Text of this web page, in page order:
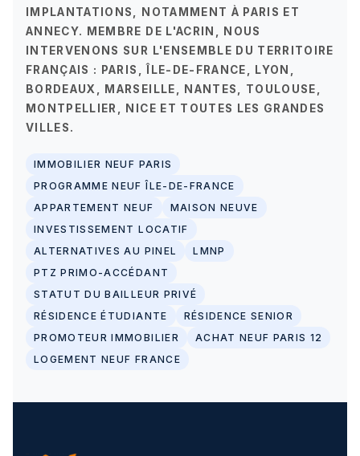
IMPLANTATIONS, NOTAMMENT À PARIS ET
ANNECY. MEMBRE DE L'ACRIN
, NOUS
INTERVENONS SUR L'ENSEMBLE DU TERRITOIRE
FRANÇAIS : PARIS, ÎLE-DE-FRANCE, LYON,
BORDEAUX, MARSEILLE, NANTES, TOULOUSE,
MONTPELLIER, NICE ET TOUTES LES GRANDES
VILLES.
IMMOBILIER NEUF PARIS
PROGRAMME NEUF ÎLE-DE-FRANCE
APPARTEMENT NEUF
MAISON NEUVE
INVESTISSEMENT LOCATIF
ALTERNATIVES AU PINEL
LMNP
PTZ PRIMO-ACCÉDANT
STATUT DU BAILLEUR PRIVÉ
RÉSIDENCE ÉTUDIANTE
RÉSIDENCE SENIOR
PROMOTEUR IMMOBILIER
ACHAT NEUF PARIS 12
LOGEMENT NEUF FRANCE